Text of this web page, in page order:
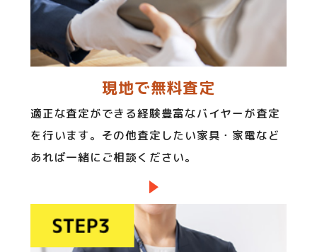
現地で無料査定
適正な査定ができる経験豊富なバイヤーが査定
を行います。その他査定したい家具・家電など
あれば一緒にご相談ください。